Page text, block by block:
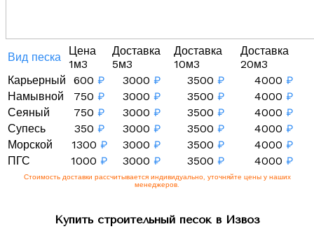
Вид песка
Цена
1м3
Доставка
5м3
Доставка
10м3
Доставка
20м3
Карьерный
600 ₽ 3000 ₽ 3500 ₽ 4000 ₽
Намывной
750 ₽ 3000 ₽ 3500 ₽ 4000 ₽
Сеяный
750 ₽ 3000 ₽ 3500 ₽ 4000 ₽
Супесь
350 ₽ 3000 ₽ 3500 ₽ 4000 ₽
Морской
1300 ₽ 3000 ₽ 3500 ₽ 4000 ₽
ПГС
1000 ₽ 3000 ₽ 3500 ₽ 4000 ₽
Стоимость доставки рассчитывается индивидуально, уточняйте цены у наших
менеджеров.
Купить строительный песок в Извоз